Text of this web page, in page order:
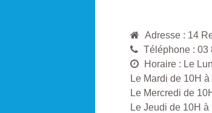
Adresse : 14
Téléphone : 03
Horaire : Le
Le Mardi de 10H à
Le Mercredi de
Le Jeudi de 10H à